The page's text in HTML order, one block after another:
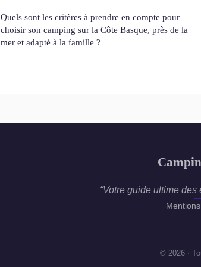
Quels sont les critères à prendre en compte pour
choisir son camping sur la Côte Basque, près de la
mer et adapté à la famille ?
“Votre guide ultime
© 2026 ·